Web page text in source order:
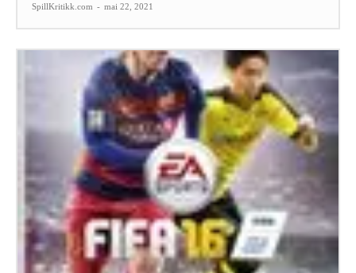
SpillKritikk.com - mai 22, 2021